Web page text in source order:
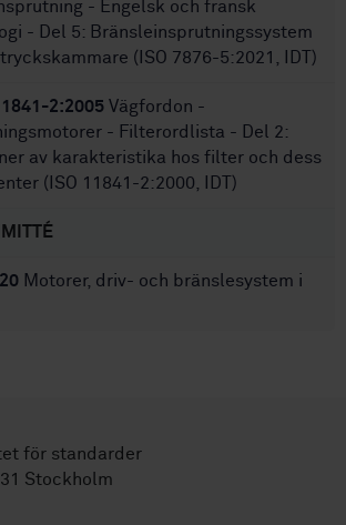
- Engelsk och fransk
- Del 5: Bränsleinsprutningssystem
(ISO 7876-5:2021, IDT)
2:2005 Vägfordon -
- Filterordlista - Del 2:
av karakteristika hos filter och dess
(ISO 11841-2:2000, IDT)
Motorer, driv- och bränslesystem i
för standarder
Stockholm